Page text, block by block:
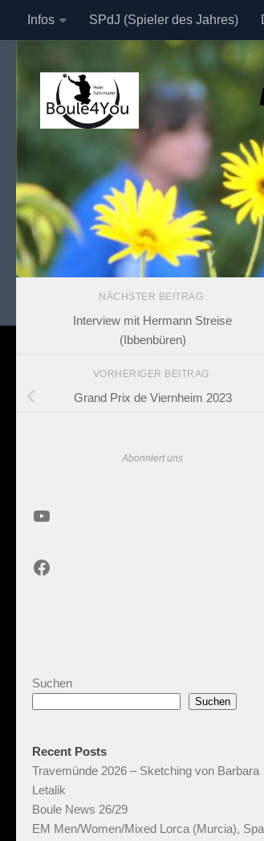
Zum Inhalt springen
Infos SPdJ (Spieler des Jahres)
NÄCHSTER BEITRAG
Interview mit Hermann Streise
(Ibbenbüren)
VORHERIGER BEITRAG
Grand Prix de Viernheim 2023
Abonniert uns
YouTube
Facebook
Suchen
Suchen
Recent Posts
Travemünde 2026 – Sketching von Barbara
Letalik
Boule News 26/29
EM Men/Women/Mixed Lorca (Murcia),